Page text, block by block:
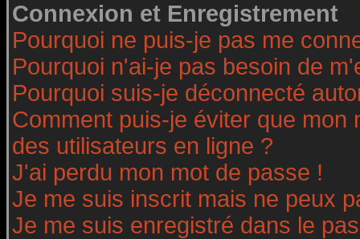
Connexion et Enregistrement
Pourquoi ne puis-je pas me
Pourquoi n'ai-je pas besoin de
Pourquoi suis-je déconnecté
Comment puis-je éviter que
des utilisateurs en ligne ?
J'ai perdu mon mot de passe !
Je me suis inscrit mais ne peux
Je me suis enregistré dans le